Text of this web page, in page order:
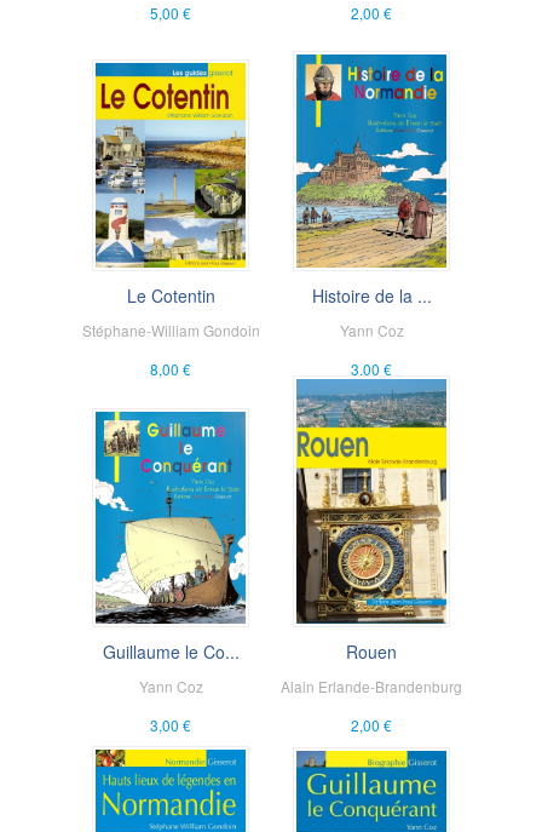
5,00 €
2,00 €
Le Cotentin
Stéphane-William Gondoin
8,00 €
Histoire de la ...
Yann Coz
3,00 €
Guillaume le Co...
Yann Coz
3,00 €
Rouen
Alain Erlande-Brandenburg
2,00 €